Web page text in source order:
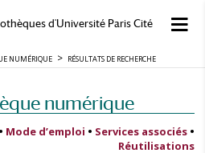
d'Université Paris Cité
NUMÉRIQUE RÉSULTATS DE RECHERCHE
numérique
• Mode d’emploi • Services associés •
Réutilisations